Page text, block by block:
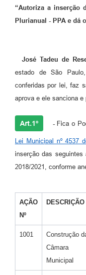
“Autoriza a inserção
Plurianual - PPA e dá
José Tadeu de
estado de São
conferidas por lei, faz
aprova e ele sanciona
Art.1º - Fica o
Lei Municipal nº 4537
inserção das
2018/2021, conforme
AÇÃO
Nº
DESCRIÇÃO
1001
Construção
Câmara
Municipal